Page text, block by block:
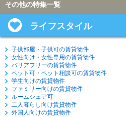
その他の特集一覧
ライフスタイル
子供部屋・子供可の賃貸物件
女性向け・女性専用の賃貸物件
バリアフリーの賃貸物件
ペット可・ペット相談可の賃貸物件
学生向けの賃貸物件
ファミリー向けの賃貸物件
ルームシェア可
二人暮らし向け賃貸物件
外国人向けの賃貸物件